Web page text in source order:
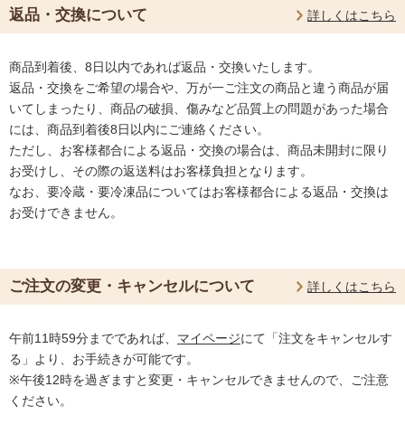
返品・交換について 詳しくはこちら
商品到着後、8日以内であれば返品・交換いたします。
返品・交換をご希望の場合や、万が一ご注文の商品と違う商品が届
いてしまったり、商品の破損、傷みなど品質上の問題があった場合
には、商品到着後8日以内にご連絡ください。
ただし、お客様都合による返品・交換の場合は、商品未開封に限り
お受けし、その際の返送料はお客様負担となります。
なお、要冷蔵・要冷凍品についてはお客様都合による返品・交換は
お受けできません。
ご注文の変更・キャンセルについて 詳しくはこちら
午前11時59分までであれば、 マイページにて「注文をキャンセルす
る」より、お手続きが可能です。
※午後12時を過ぎますと変更・キャンセルできませんので、ご注意
ください。